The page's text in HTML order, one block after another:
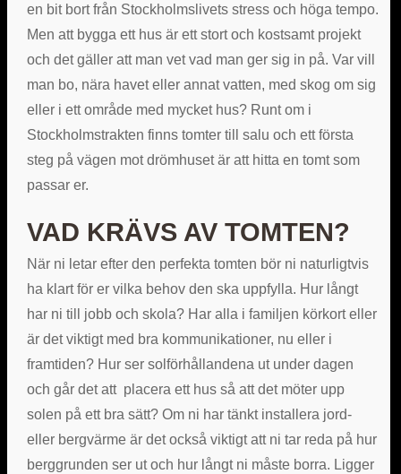
en bit bort från Stockholmslivets stress och höga tempo.
Men att bygga ett hus är ett stort och kostsamt projekt
och det gäller att man vet vad man ger sig in på. Var vill
man bo, nära havet eller annat vatten, med skog om sig
eller i ett område med mycket hus? Runt om i
Stockholmstrakten finns tomter till salu och ett första
steg på vägen mot drömhuset är att hitta en tomt som
passar er.
VAD KRÄVS AV TOMTEN?
När ni letar efter den perfekta tomten bör ni naturligtvis
ha klart för er vilka behov den ska uppfylla. Hur långt
har ni till jobb och skola? Har alla i familjen körkort eller
är det viktigt med bra kommunikationer, nu eller i
framtiden? Hur ser solförhållandena ut under dagen
och går det att placera ett hus så att det möter upp
solen på ett bra sätt? Om ni har tänkt installera jord-
eller bergvärme är det också viktigt att ni tar reda på hur
berggrunden ser ut och hur långt ni måste borra. Ligger